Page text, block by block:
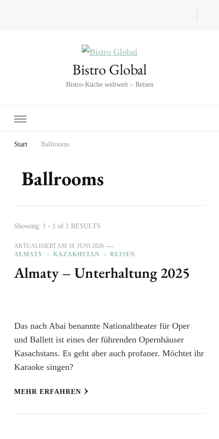
Bistro Global
Bistro-Küche weltweit – Reisen
Start Ballrooms
Ballrooms
Showing: 1 - 1 of 1 RESULTS
AKTUALISIERT AM 18. JUNI 2026
ALMATY
KAZAKHSTAN REISEN
Almaty – Unterhaltung 2025
Das nach Abai benannte Nationaltheater für Oper
und Ballett ist eines der führenden Opernhäuser
Kasachstans. Es geht aber auch profaner. Möchtet ihr
Karaoke singen?
MEHR ERFAHREN